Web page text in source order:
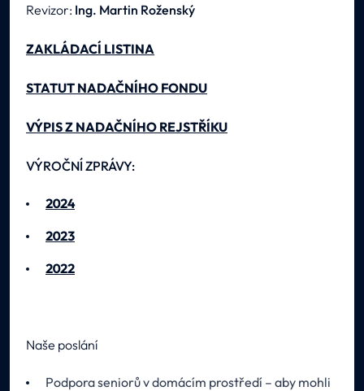
Revizor: Ing. Martin Roženský
ZAKLÁDACÍ LISTINA
STATUT NADAČNÍHO FONDU
VÝPIS Z NADAČNÍHO REJSTŘÍKU
VÝROČNÍ ZPRÁVY:
2024
2023
2022
Naše poslání
Podpora seniorů v domácím prostředí – aby mohli